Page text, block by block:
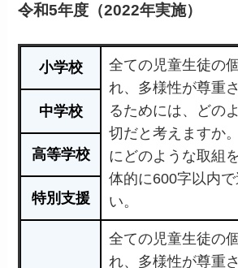
令和5年度（2022年実施）
小学校
全ての児童生徒の
れ、多様性が尊重
るためには、どの
切だと考えますか
にどのような取組
体的に600字以内
い。
中学校
高等学校
特別支援
全ての児童生徒の
れ、多様性が尊重